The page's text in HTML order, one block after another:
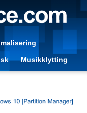
Musikklytting